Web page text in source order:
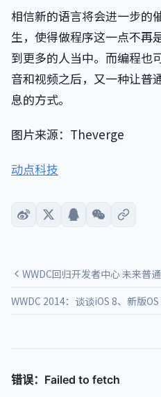
相信新的语言将会进一步的
生，使得做程序这一点不再
到更多的人当中。而编程也
音和视频之后，又一种让普
息的方式。
图片来源：Theverge
动点科技
WWDC回归开发者中心 未来普
WWDC 2014：谈谈iOS 8、新版